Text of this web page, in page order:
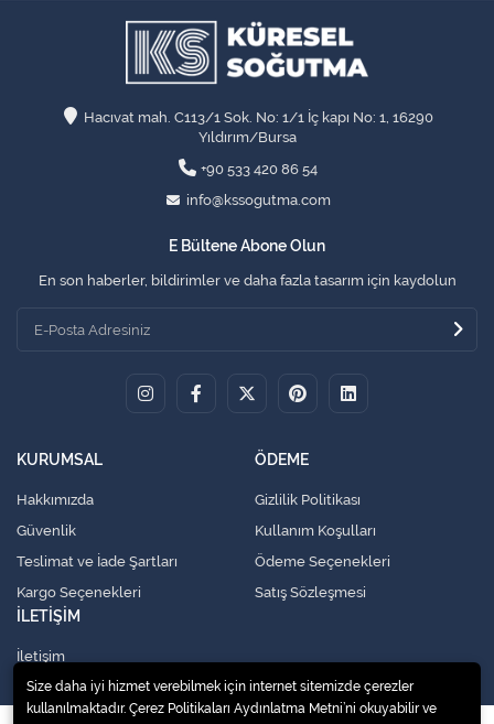
Hacıvat mah. C113/1 Sok. No: 1/1 İç kapı No: 1, 16290
Yıldırım/Bursa
+90 533 420 86 54
info@kssogutma.com
E Bültene Abone Olun
En son haberler, bildirimler ve daha fazla tasarım için kaydolun
KURUMSAL
Hakkımızda
Güvenlik
Teslimat ve İade Şartları
Kargo Seçenekleri
ÖDEME
Gizlilik Politikası
Kullanım Koşulları
Ödeme Seçenekleri
Satış Sözleşmesi
İLETİŞİM
İletişim
Size daha iyi hizmet verebilmek için internet sitemizde çerezler
kullanılmaktadır. Çerez Politikaları Aydınlatma Metni’ni okuyabilir ve